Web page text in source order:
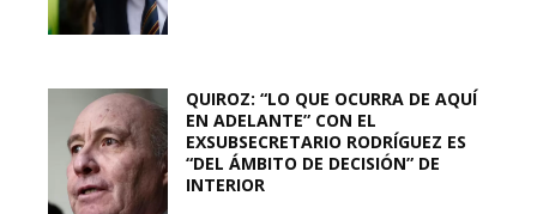
QUIROZ: “LO QUE OCURRA DE AQUÍ
EN ADELANTE” CON EL
EXSUBSECRETARIO RODRÍGUEZ ES
“DEL ÁMBITO DE DECISIÓN” DE
INTERIOR